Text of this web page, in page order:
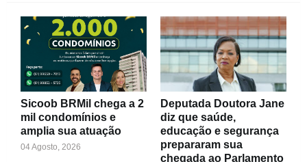
Sicoob BRMil chega a 2
mil condomínios e
amplia sua atuação
04 Agosto, 2026
Deputada Doutora Jane
diz que saúde,
educação e segurança
prepararam sua
chegada ao Parlamento